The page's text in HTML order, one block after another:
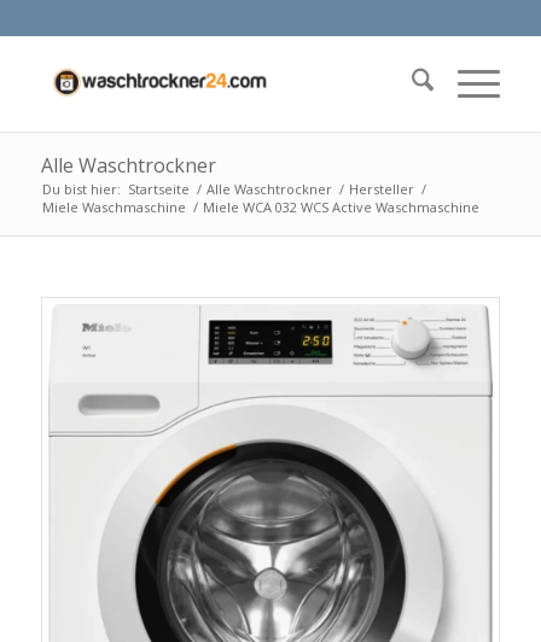
Alle Waschtrockner
Du bist hier: Startseite / Alle Waschtrockner / Hersteller /
Miele Waschmaschine / Miele WCA 032 WCS Active Waschmaschine